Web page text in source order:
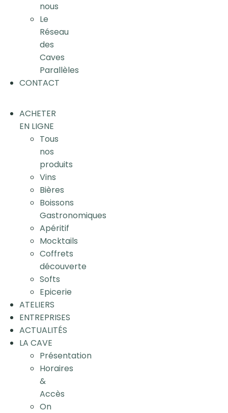
nous
Le
Réseau
des
Caves
Parallèles
CONTACT
ACHETER
EN LIGNE
Tous
nos
produits
Vins
Bières
Boissons
Gastronomiques
Apéritif
Mocktails
Coffrets
découverte
Softs
Epicerie
ATELIERS
ENTREPRISES
ACTUALITÉS
LA CAVE
Présentation
Horaires
&
Accès
On